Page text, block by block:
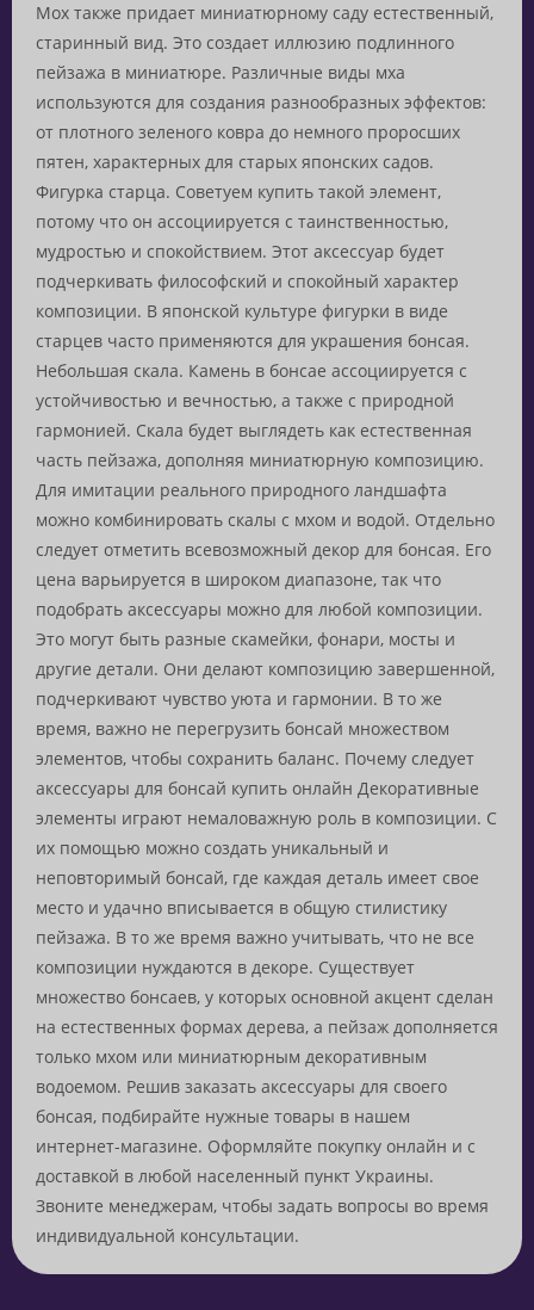
Мох также придает миниатюрному саду естественный,
старинный вид. Это создает иллюзию подлинного
пейзажа в миниатюре. Различные виды мха
используются для создания разнообразных эффектов:
от плотного зеленого ковра до немного проросших
пятен, характерных для старых японских садов.
Фигурка старца. Советуем купить такой элемент,
потому что он ассоциируется с таинственностью,
мудростью и спокойствием. Этот аксессуар будет
подчеркивать философский и спокойный характер
композиции. В японской культуре фигурки в виде
старцев часто применяются для украшения бонсая.
Небольшая скала. Камень в бонсае ассоциируется с
устойчивостью и вечностью, а также с природной
гармонией. Скала будет выглядеть как естественная
часть пейзажа, дополняя миниатюрную композицию.
Для имитации реального природного ландшафта
можно комбинировать скалы с мхом и водой. Отдельно
следует отметить всевозможный декор для бонсая. Его
цена варьируется в широком диапазоне, так что
подобрать аксессуары можно для любой композиции.
Это могут быть разные скамейки, фонари, мосты и
другие детали. Они делают композицию завершенной,
подчеркивают чувство уюта и гармонии. В то же
время, важно не перегрузить бонсай множеством
элементов, чтобы сохранить баланс. Почему следует
аксессуары для бонсай купить онлайн Декоративные
элементы играют немаловажную роль в композиции. С
их помощью можно создать уникальный и
неповторимый бонсай, где каждая деталь имеет свое
место и удачно вписывается в общую стилистику
пейзажа. В то же время важно учитывать, что не все
композиции нуждаются в декоре. Существует
множество бонсаев, у которых основной акцент сделан
на естественных формах дерева, а пейзаж дополняется
только мхом или миниатюрным декоративным
водоемом. Решив заказать аксессуары для своего
бонсая, подбирайте нужные товары в нашем
интернет-магазине. Оформляйте покупку онлайн и с
доставкой в ​​любой населенный пункт Украины.
Звоните менеджерам, чтобы задать вопросы во время
индивидуальной консультации.